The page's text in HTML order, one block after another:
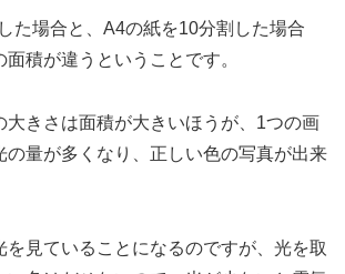
た場合と、A4の紙を10分割した場合
積が違うということです。
大きさは面積が大きいほうが、1つの画
の量が多くなり、正しい色の写真が出来
を見ていることになるのですが、光を取